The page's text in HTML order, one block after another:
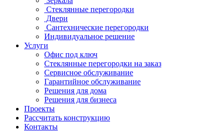
Стеклянные перегородки
Двери
Сантехнические перегородки
Индивидуальное решение
Услуги
Офис под ключ
Стеклянные перегородки на заказ
Сервисное обслуживание
Гарантийное обслуживание
Решения для дома
Решения для бизнеса
Проекты
Рассчитать конструкцию
Контакты